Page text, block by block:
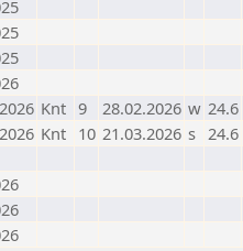
Knt 9 28.02.2026 w 24.6
Knt 10 21.03.2026 s 24.6